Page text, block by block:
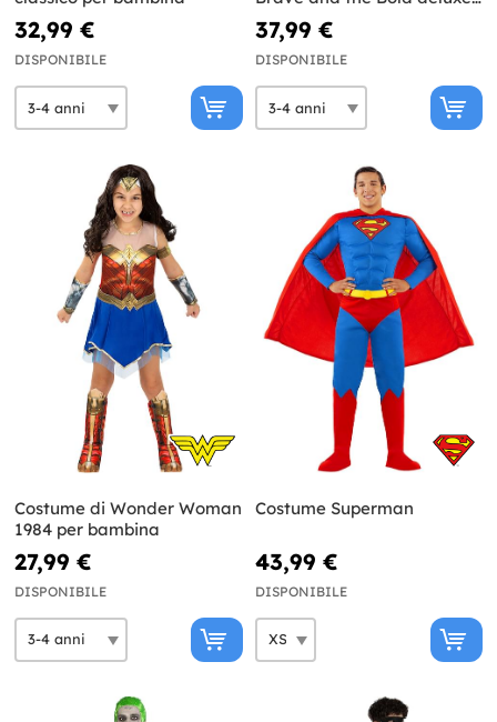
32,99 €
DISPONIBILE
per bambino
37,99 €
DISPONIBILE
Costume di Wonder Woman
1984 per bambina
27,99 €
DISPONIBILE
Costume Superman
43,99 €
DISPONIBILE